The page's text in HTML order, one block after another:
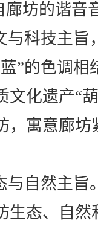
廊坊的谐音
科技主旨
”的色调
文化遗产“
，寓意廊
自然主旨
生态、自